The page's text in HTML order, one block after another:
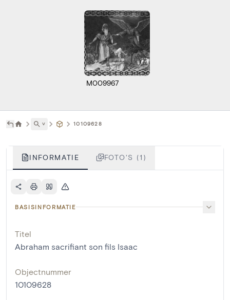
M009967
˅ 10109628
INFORMATIE FOTO'S (1)
BASISINFORMATIE
Titel
Abraham sacrifiant son fils Isaac
Objectnummer
10109628